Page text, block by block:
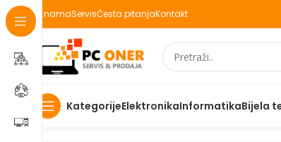
O namaServisČesta pitanjaKontakt
KategorijeElektronikaInformatikaBijela